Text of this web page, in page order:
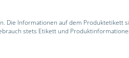
Die Informationen auf dem Produktetikett
stets Etikett und